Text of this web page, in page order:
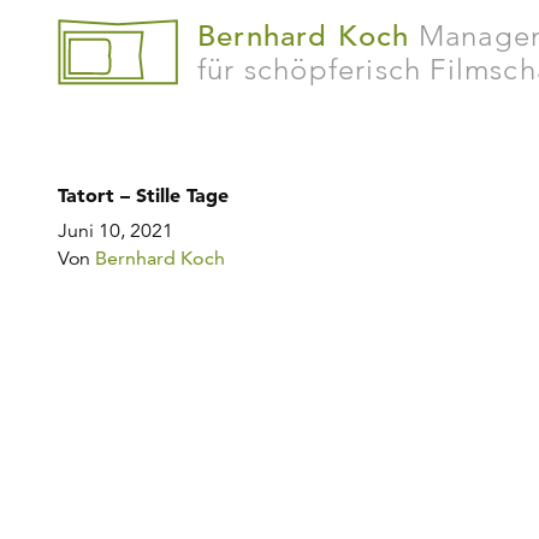
Bernhard Koch
für schöpferisch
Tatort – Stille Tage
Juni 10, 2021
Von Bernhard Koch